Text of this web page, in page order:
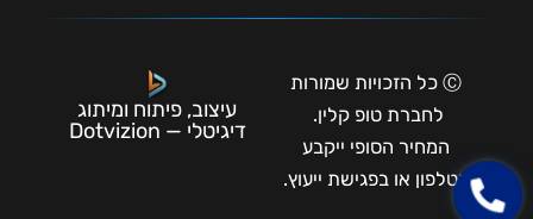
Ⓒ כל הזכויות שמורות
לחברת טופ קלין.
המחיר הסופי ייקבע
בטלפון או בפגישת ייעוץ.
עיצוב, פיתוח ומיתוג
דיגיטלי — Dotvizion